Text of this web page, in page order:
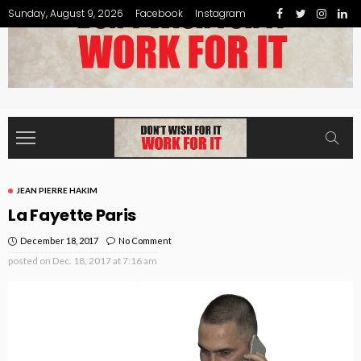
Sunday, August 9, 2026 Facebook Instagram
JEAN PIERRE HAKIM
La Fayette Paris
December 18, 2017 No Comment
posted on Dec. 18, 2017 at 7:16 am